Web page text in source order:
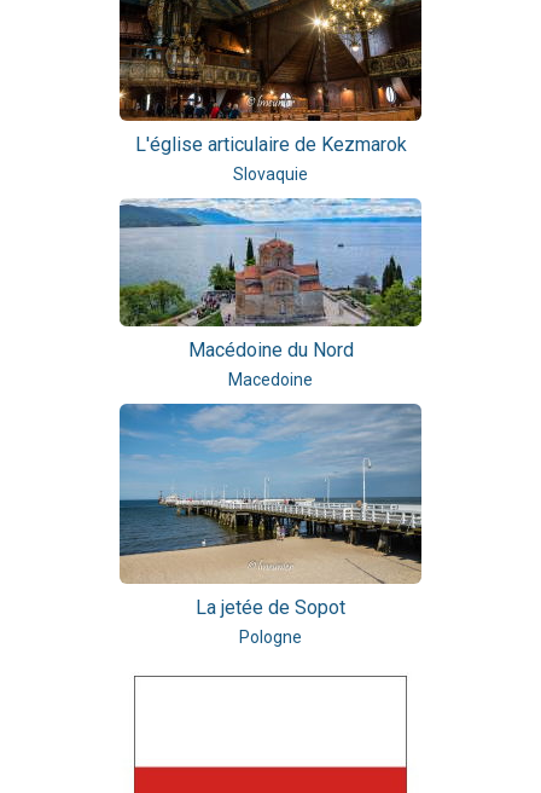
L'église articulaire de Kezmarok
Slovaquie
Macédoine du Nord
Macedoine
La jetée de Sopot
Pologne